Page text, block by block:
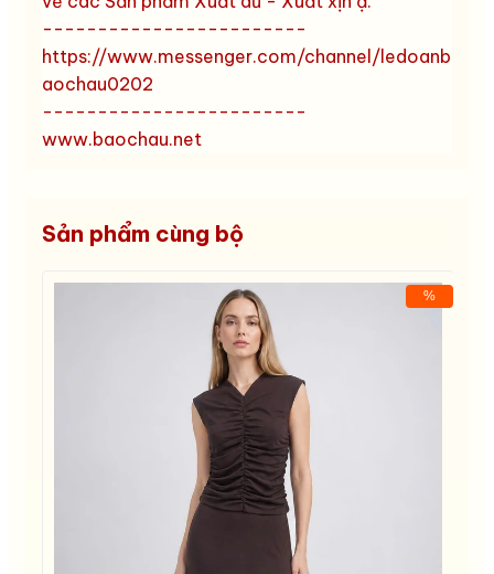
------------------------
https://www.messenger.com/channel/ledoanb
aochau0202
------------------------
www.baochau.net
Sản phẩm cùng bộ
%